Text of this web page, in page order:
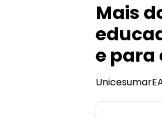
Mais
e para
Unicesumar